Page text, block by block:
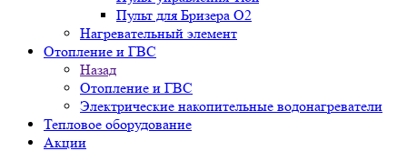
Пульт для Бризера O2
Нагревательный элемент
Отопление и ГВС
Назад
Отопление и ГВС
Электрические накопительные водонагреватели
Тепловое оборудование
Акции